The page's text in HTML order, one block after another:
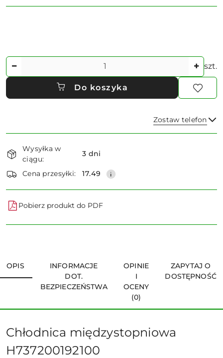
Ilość szt.
Do koszyka
Zostaw telefon
Dostępność
i
dostawa
Wysyłka w
ciągu:
3 dni
Cena przesyłki: 17.49
Pobierz produkt do PDF
OPIS
INFORMACJE
DOT.
BEZPIECZEŃSTWA
OPINIE
I
OCENY
(0)
ZAPYTAJ O
DOSTĘPNOŚĆ
Chłodnica międzystopniowa
H737200192100